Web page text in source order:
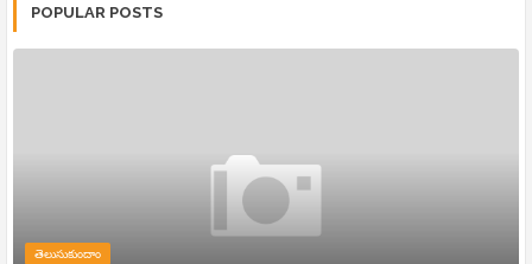
POPULAR POSTS
తెలుసుకుందాం